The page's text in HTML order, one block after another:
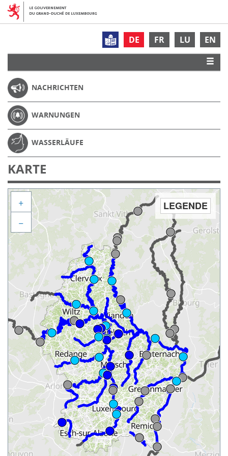
DE FR LU EN
NACHRICHTEN
WARNUNGEN
WASSERLÄUFE
KARTE
LEGENDE
+
−